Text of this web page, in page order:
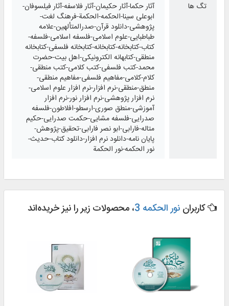
تگ ها
آثار حکما-آثار حکیمان-آثار فلاسفه-آثار فیلسوفان-
ابوعلی سینا-الحکمه-الحکمة-فرهنگ لغت-
پژوهشی-دانلود قرآن-صدرالمتألهین-علامه
طباطبایی-علوم اسلامی-فلسفه اسلامی-فلسفه-
کتاب-کتابخانه-کتابخانه-کتابخانه فلسفی-کتابخانه
منطقی-کتابهانه الکترونیکی-اهل بیت-حضرت
محمد-کتب فلسفی-کتب کلامی-کتب منطقی-
کلام-کلامی-مفاهیم فلسفی-مفاهیم منطقی-
منطق-منطقی-نرم افزار-نرم افزار علوم اسلامی-
نرم افزار پژوهشی-نرم افزار نور-نرم افزار
آموزشی-منطق صوری-ارسطو-افلاطون-فلسفه
صدرایی-فلسفه مشایی-حکمت صدرایی-حکیم
متاله-فارابی-ابو نصر فارابی-تحقیق-پژوهش-
پایان نامه-دانلود نرم افزار-دانلود کتاب-حدیث-
نور الحکمه-نور الحکمة
کاربران نور الحکمه 3 ، محصولات زیر را نیز خریده‌اند